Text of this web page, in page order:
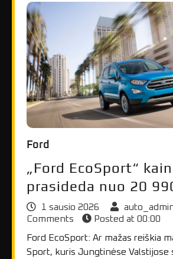
Ford
„Ford EcoSport“
prasideda nuo 20
1 sausio 2026
Comments
Posted at 00:00
Ford EcoSport: Ar mažas reiškia
Sport, kuris Jungtinėse Valstijose